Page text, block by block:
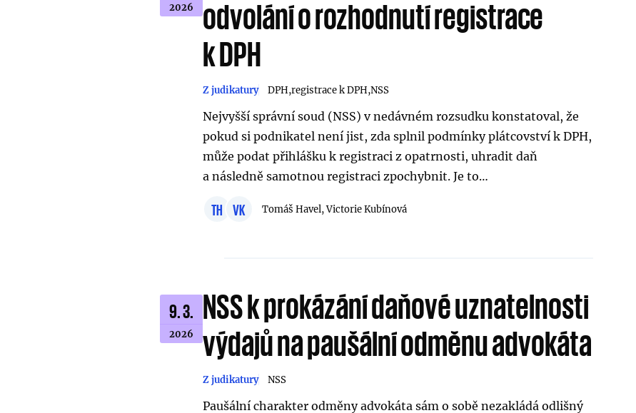
2026
odvolání o rozhodnutí registrace
k DPH
Z judikatury DPH registrace k DPH NSS
Nejvyšší správní soud (NSS) v nedávném rozsudku konstatoval, že
pokud si podnikatel není jist, zda splnil podmínky plátcovství k DPH,
může podat přihlášku k registraci z opatrnosti, uhradit daň
a následně samotnou registraci zpochybnit. Je to…
TH VK Tomáš Havel,Victorie Kubínová
9. 3.
2026
NSS k prokázání daňové uznatelnosti
výdajů na paušální odměnu advokáta
Z judikatury NSS
Paušální charakter odměny advokáta sám o sobě nezakládá odlišný